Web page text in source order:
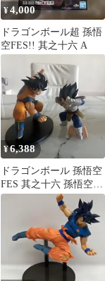
¥4,000
ドラゴンボール超 孫悟
空FES!! 其之十六 A
¥6,388
ドラゴンボール 孫悟空
FES 其之十六 孫悟空
ベジータ フィギュアセ